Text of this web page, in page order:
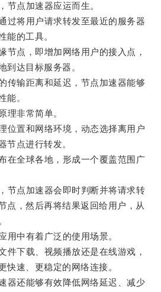
点加速器应运而生。
将用户请求转发至最近的服务器
能的工具。
点，即增加网络用户的接入点，
到达目标服务器。
输距离和延迟，节点加速器能够
能。
非常简单。
置和网络环境，动态选择离用户
节点进行转发。
全球各地，形成一个覆盖范围广
点加速器会即时判断并将请求转
点，然后再将结果返回给用户，从
中有着广泛的使用场景。
下载、视频播放还是在线游戏，
快速、更稳定的网络连接。
还能够有效降低网络延迟、减少